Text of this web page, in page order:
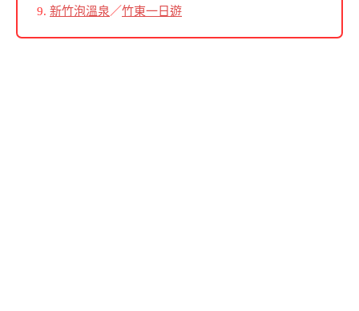
新竹泡溫泉／竹東一日遊